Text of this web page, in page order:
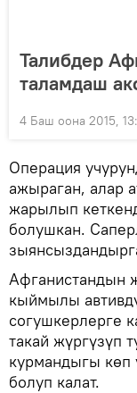
Талибдер
таламдаш
4 Баш оона 2015,
Операция
ажыраган, алар
жарылып
болушкан.
Афганистандын
кыймылы
согушкерлерге
такай жүргүзүп
курмандыгы көп
болуп калат.